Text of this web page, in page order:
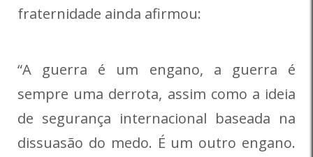
fraternidade ainda afirmou:
“A guerra é um engano, a guerra é
sempre uma derrota, assim como a ideia
de segurança internacional baseada na
dissuasão do medo. É um outro engano.